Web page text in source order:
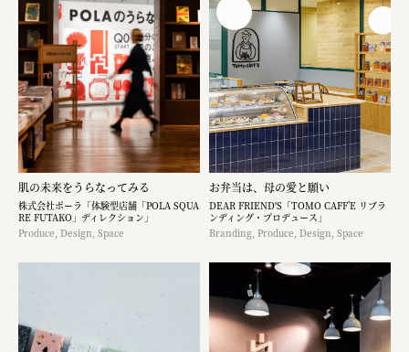
肌の未来をうらなってみる
株式会社ポーラ「体験型店舗「POLA SQUA
RE FUTAKO」ディレクション」
Produce, Design, Space
お弁当は、母の愛と願い
DEAR FRIEND'S「TOMO CAFF’E リブラ
ンディング・プロデュース」
Branding, Produce, Design, Space